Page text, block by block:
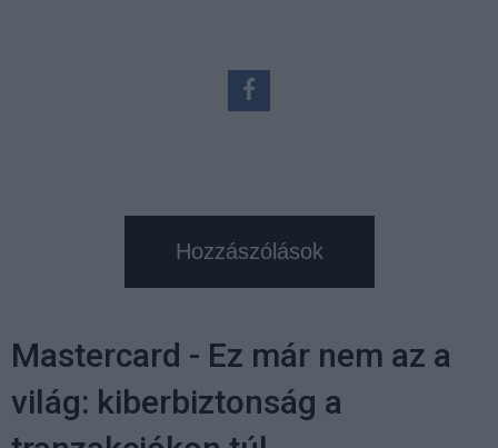
Hozzászólások
Mastercard - Ez már nem az a
világ: kiberbiztonság a